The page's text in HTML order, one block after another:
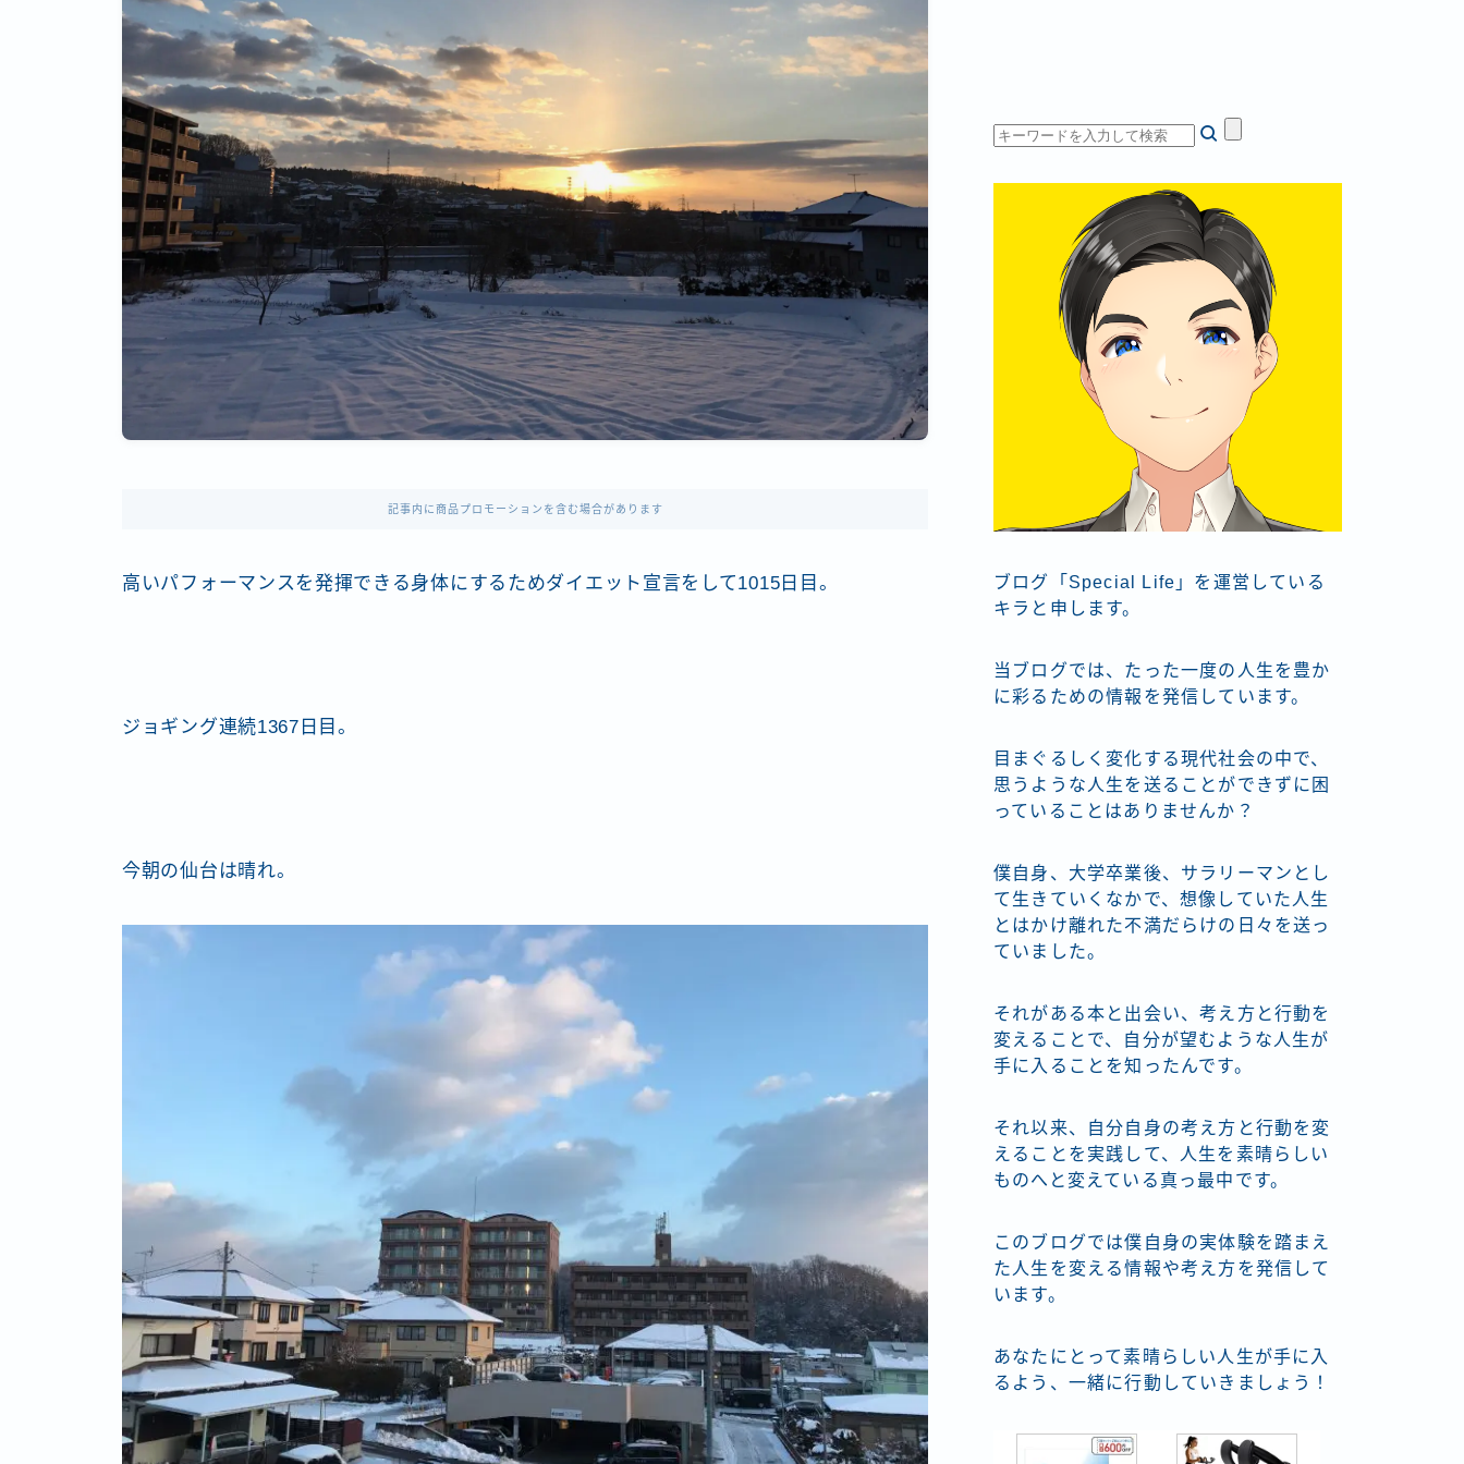
記事内に商品プロモーションを含む場合があります
高いパフォーマンスを発揮できる身体にするためダイエット宣言をして1015日目。
ジョギング連続1367日目。
今朝の仙台は晴れ。
ブログ「Special Life」を運営している
キラと申します。
当ブログでは、たった一度の人生を豊か
に彩るための情報を発信しています。
目まぐるしく変化する現代社会の中で、
思うような人生を送ることができずに困
っていることはありませんか？
僕自身、大学卒業後、サラリーマンとし
て生きていくなかで、想像していた人生
とはかけ離れた不満だらけの日々を送っ
ていました。
それがある本と出会い、考え方と行動を
変えることで、自分が望むような人生が
手に入ることを知ったんです。
それ以来、自分自身の考え方と行動を変
えることを実践して、人生を素晴らしい
ものへと変えている真っ最中です。
このブログでは僕自身の実体験を踏まえ
た人生を変える情報や考え方を発信して
います。
あなたにとって素晴らしい人生が手に入
るよう、一緒に行動していきましょう！